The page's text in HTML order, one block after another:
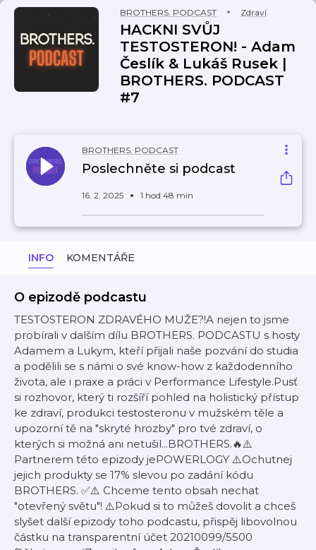
BROTHERS. PODCAST Zdraví
HACKNI SVŮJ
TESTOSTERON! - Adam
Česlík & Lukáš Rusek |
BROTHERS. PODCAST
#7
BROTHERS. PODCAST
Poslechněte si podcast
16. 2. 2025 1 hod 48 min
INFO KOMENTÁŘE
O epizodě podcastu
TESTOSTERON ZDRAVÉHO MUŽE?!A nejen to jsme
probírali v dalším dílu BROTHERS. PODCASTU s hosty
Adamem a Lukym, kteří přijali naše pozvání do studia
a podělili se s námi o své know-how z každodenního
života, ale i praxe a práci v Performance Lifestyle.Pusť
si rozhovor, který ti rozšíří pohled na holistický přístup
ke zdraví, produkci testosteronu v mužském těle a
upozorní tě na "skryté hrozby" pro tvé zdraví, o
kterých si možná ani netušil...BROTHERS.🔥⚠️
Partnerem této epizody je⁠POWERLOGY⁠ ⚠️Ochutnej
jejich produkty se 17% slevou po zadání kódu
BROTHERS. ✅⚠️ Chceme tento obsah nechat
"otevřený světu"! ⚠️Pokud si to můžeš dovolit a chceš
slyšet další epizody toho podcastu, přispěj libovolnou
částku na transparentní účet 20210099/5500